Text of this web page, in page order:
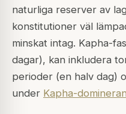
naturliga reserver av
konstitutioner väl
minskat intag. Kapha-
dagar), kan inkludera
perioder (en halv dag)
under Kapha-